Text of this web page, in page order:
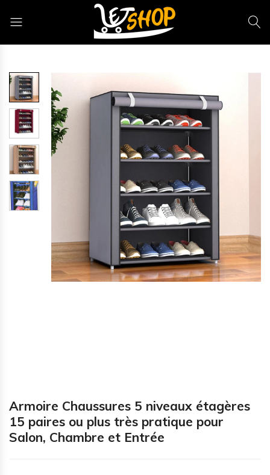
Armoire Chaussures 5 niveaux étagères
15 paires ou plus très pratique pour
Salon, Chambre et Entrée